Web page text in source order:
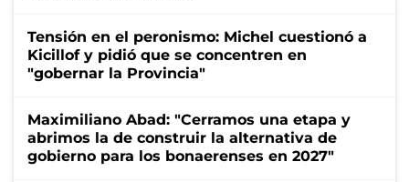
Tensión en el peronismo: Michel cuestionó a
Kicillof y pidió que se concentren en
"gobernar la Provincia"
Maximiliano Abad: "Cerramos una etapa y
abrimos la de construir la alternativa de
gobierno para los bonaerenses en 2027"